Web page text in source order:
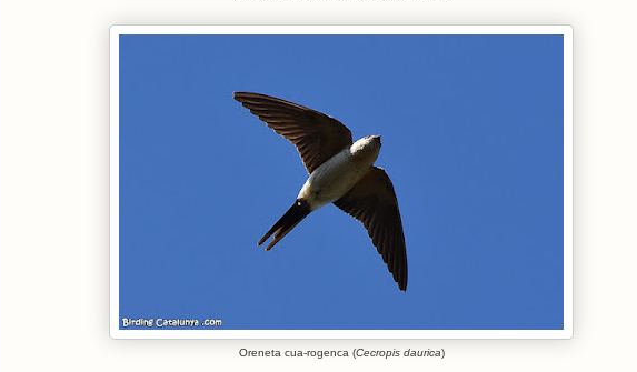
Oreneta cua-rogenca (Cecropis daurica)